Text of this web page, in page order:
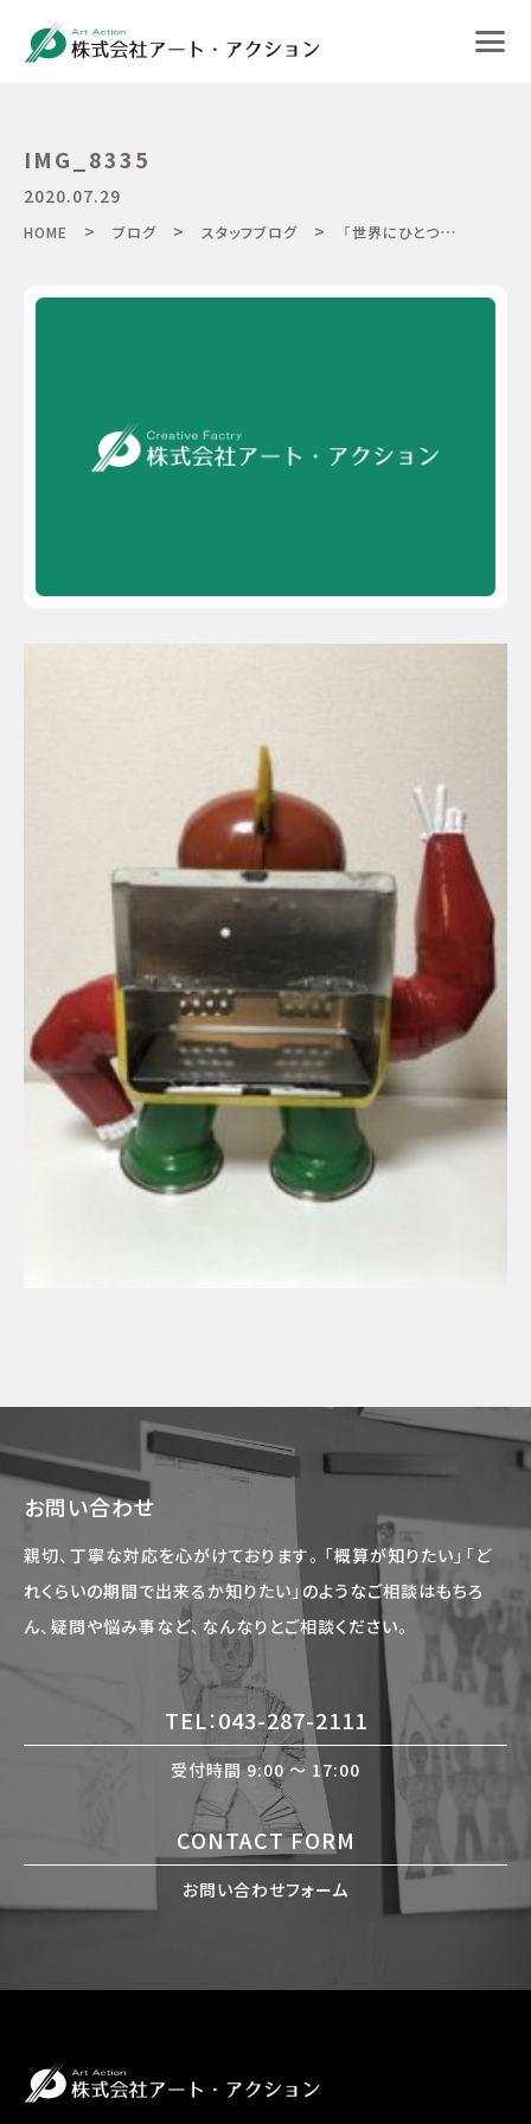
IMG_8335
2020.07.29
HOME > ブログ > スタッフブログ > 「世界にひとつを創る」を合言葉に
お問い合わせ
親切、丁寧な対応を心がけております。「概算が知りたい」「ど
れくらいの期間で出来るか知りたい」のようなご相談はもちろ
ん、疑問や悩み事など、なんなりとご相談ください。
TEL：043-287-2111
受付時間 9:00 〜 17:00
CONTACT FORM
お問い合わせフォーム